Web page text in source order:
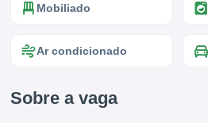
Mobiliado
Ar condicionado
Sobre a vaga